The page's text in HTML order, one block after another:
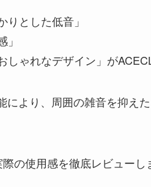
とした低音」
ゃれなデザイン」が
より、周囲の雑音を抑え
の使用感を徹底レビューし